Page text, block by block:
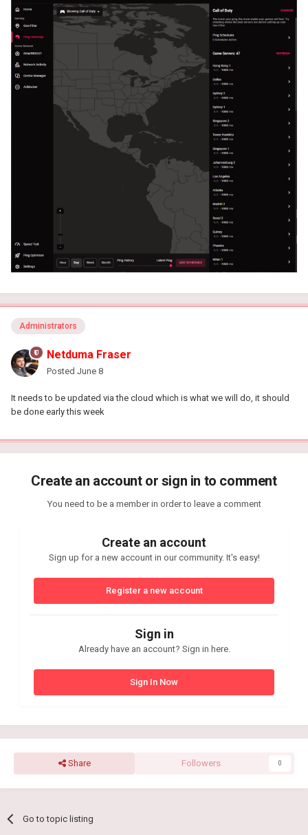
Administrators
Netduma Fraser
Posted June 8
It needs to be updated via the cloud which is what we will do, it should
be done early this week
Create an account or sign in to comment
You need to be a member in order to leave a comment
Create an account
Sign up for a new account in our community. It's easy!
Register a new account
Sign in
Already have an account? Sign in here.
Sign In Now
Share Followers 0
Go to topic listing